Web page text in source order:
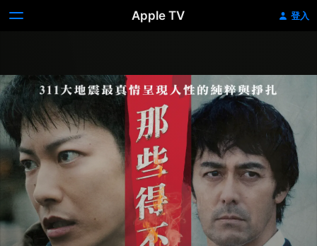
Apple TV 登入